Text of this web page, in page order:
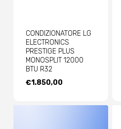
CONDIZIONATORE LG
ELECTRONICS
PRESTIGE PLUS
MONOSPLIT 12000
BTU R32
€1.850,00